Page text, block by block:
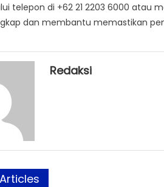
telepon di +62 21 2203 6000 atau
dan membantu memastikan
Redaksi